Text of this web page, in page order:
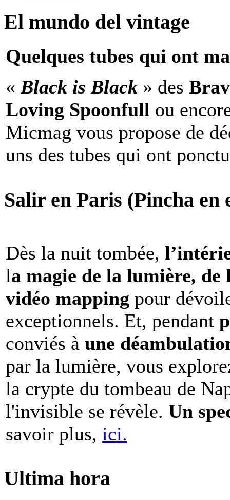
El mundo del vintage
Quelques tubes qui ont
« Black is Black » des
Loving Spoonfull ou
Micmag vous propose de
uns des tubes qui ont
Salir en Paris (Pincha en
Dès la nuit tombée,
la magie de la lumière,
vidéo mapping pour
exceptionnels. Et, pendant
conviés à une
par la lumière, vous
la crypte du tombeau de
l'invisible se révèle. Un
savoir plus, ici.
Ultima hora